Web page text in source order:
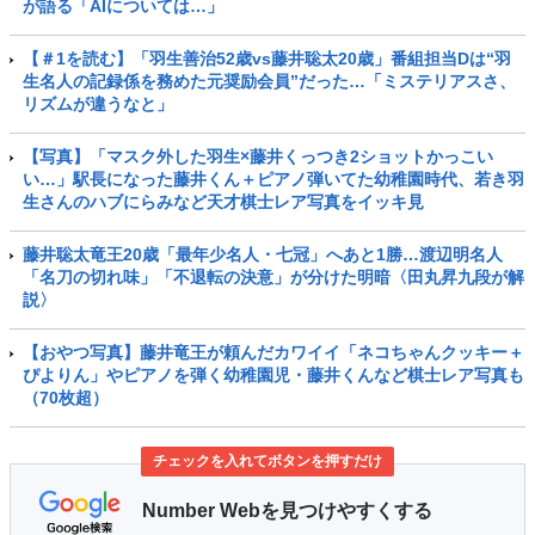
が語る「AIについては…」
【＃1を読む】「羽生善治52歳vs藤井聡太20歳」番組担当Dは“羽
生名人の記録係を務めた元奨励会員”だった…「ミステリアスさ、
リズムが違うなと」
【写真】「マスク外した羽生×藤井くっつき2ショットかっこい
い…」駅長になった藤井くん＋ピアノ弾いてた幼稚園時代、若き羽
生さんのハブにらみなど天才棋士レア写真をイッキ見
藤井聡太竜王20歳「最年少名人・七冠」へあと1勝…渡辺明名人
「名刀の切れ味」「不退転の決意」が分けた明暗〈田丸昇九段が解
説〉
【おやつ写真】藤井竜王が頼んだカワイイ「ネコちゃんクッキー＋
ぴよりん」やピアノを弾く幼稚園児・藤井くんなど棋士レア写真も
（70枚超）
チェックを入れてボタンを押すだけ
Number Webを見つけやすくする